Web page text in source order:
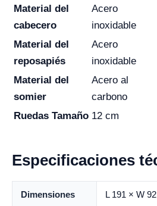
Material del
cabecero
Acero
inoxidable
Material del
reposapiés
Acero
inoxidable
Material del
somier
Acero al
carbono
Ruedas Tamaño 12 cm
Especificaciones
Dimensiones L 191 × W